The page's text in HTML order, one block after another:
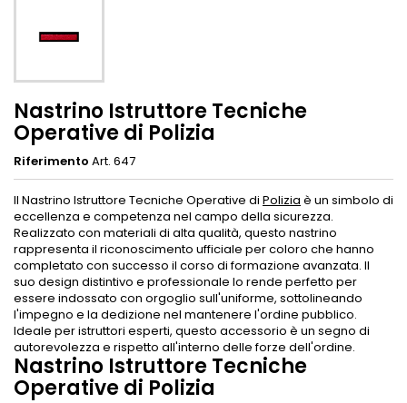
Nastrino Istruttore Tecniche
Operative di Polizia
Riferimento Art. 647
Il Nastrino Istruttore Tecniche Operative di Polizia è un simbolo di
eccellenza e competenza nel campo della sicurezza.
Realizzato con materiali di alta qualità, questo nastrino
rappresenta il riconoscimento ufficiale per coloro che hanno
completato con successo il corso di formazione avanzata. Il
suo design distintivo e professionale lo rende perfetto per
essere indossato con orgoglio sull'uniforme, sottolineando
l'impegno e la dedizione nel mantenere l'ordine pubblico.
Ideale per istruttori esperti, questo accessorio è un segno di
autorevolezza e rispetto all'interno delle forze dell'ordine.
Nastrino Istruttore Tecniche
Operative di Polizia